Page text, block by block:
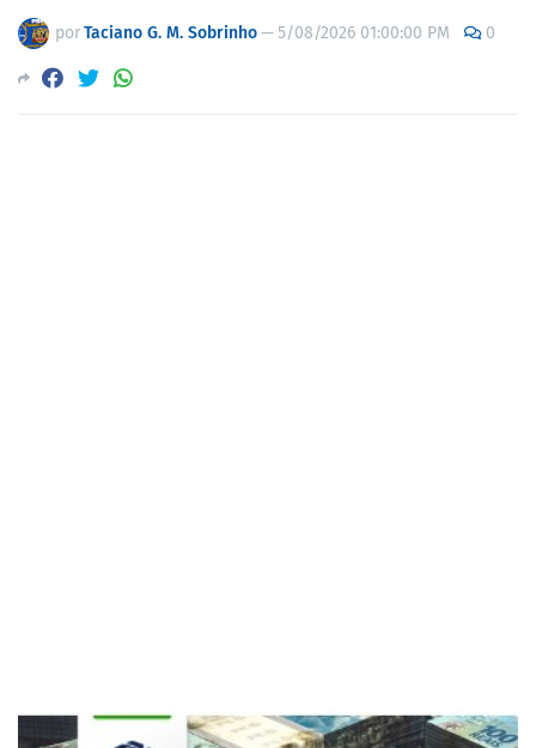
porTaciano G. M. Sobrinho—5/08/2026 01:00:00 PM 0